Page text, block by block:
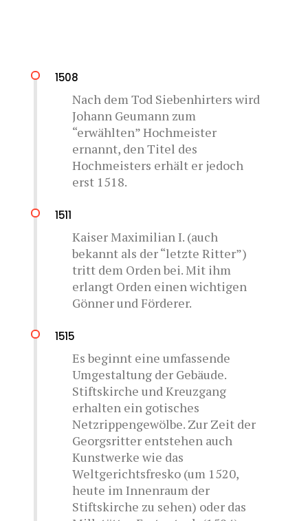
1508
Nach dem Tod Siebenhirters wird
Johann Geumann zum
“erwählten” Hochmeister
ernannt, den Titel des
Hochmeisters erhält er jedoch
erst 1518.
1511
Kaiser Maximilian I. (auch
bekannt als der “letzte Ritter”)
tritt dem Orden bei. Mit ihm
erlangt Orden einen wichtigen
Gönner und Förderer.
1515
Es beginnt eine umfassende
Umgestaltung der Gebäude.
Stiftskirche und Kreuzgang
erhalten ein gotisches
Netzrippengewölbe. Zur Zeit der
Georgsritter entstehen auch
Kunstwerke wie das
Weltgerichtsfresko (um 1520,
heute im Innenraum der
Stiftskirche zu sehen) oder das